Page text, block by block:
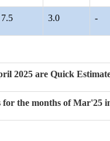
7.5 3.0 -
2025 are Quick
the months of Mar'25